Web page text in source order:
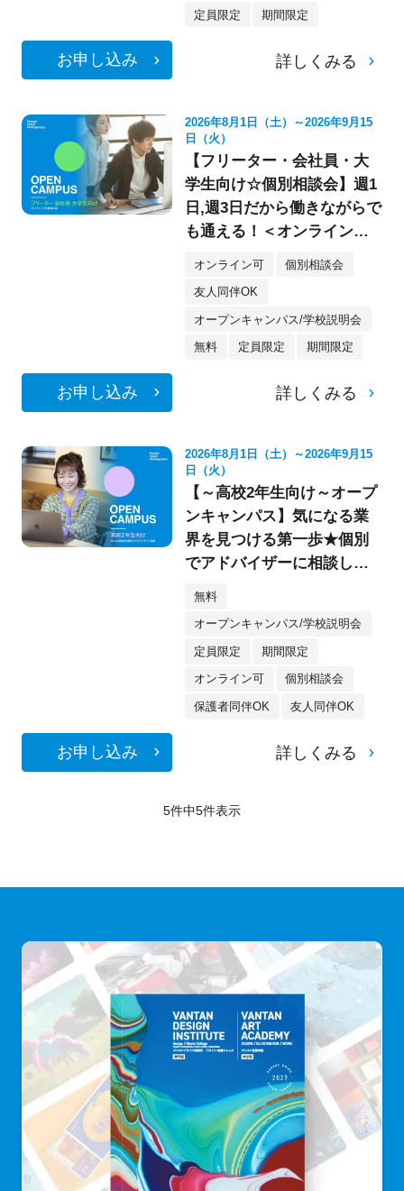
定員限定 期間限定
お申し込み 詳しくみる
2026年8月1日（土）～2026年9月15
日（火）
【フリーター・会社員・大
学生向け☆個別相談会】週1
日,週3日だから働きながらで
も通える！＜オンライン参
オンライン可 個別相談会
友人同伴OK
オープンキャンパス/学校説明会
無料 定員限定 期間限定
お申し込み 詳しくみる
2026年8月1日（土）～2026年9月15
日（火）
【～高校2年生向け～オープ
ンキャンパス】気になる業
界を見つける第一歩★個別
でアドバイザーに相談して
みよう！
無料
オープンキャンパス/学校説明会
定員限定 期間限定
オンライン可 個別相談会
保護者同伴OK 友人同伴OK
お申し込み 詳しくみる
5件中5件表示